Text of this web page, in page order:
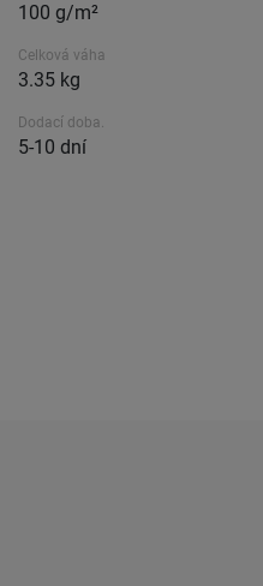
100 g/m²
Celková váha
3.35 kg
Dodací doba.
5-10 dní